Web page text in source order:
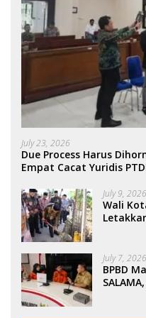
July 23, 2026
Due Process Harus
Empat Cacat Yuridis
July 9, 2026
Wali
July 7, 2026
BPBD